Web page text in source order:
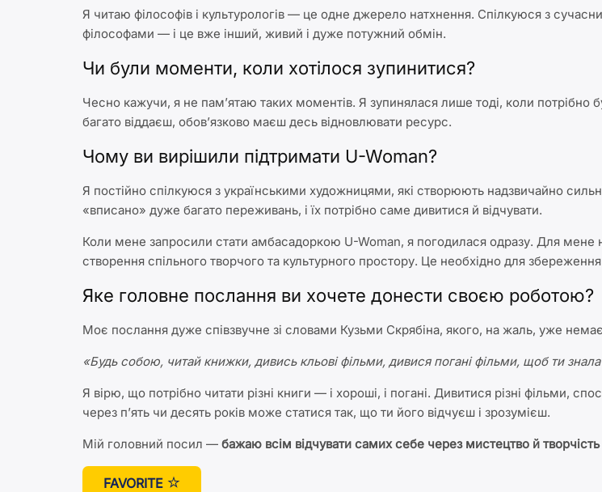
Я читаю філософів і культурологів — це одне джерело натхнення. Спілкуюся з
філософами — і це вже інший, живий і дуже потужний обмін.
Чи були моменти, коли хотілося зупинитися?
Чесно кажучи, я не пам’ятаю таких моментів. Я зупинялася лише тоді, коли
багато віддаєш, обов’язково маєш десь відновлювати ресурс.
Чому ви вирішили підтримати U-Woman?
Я постійно спілкуюся з українськими художницями, які створюють надзвичайно
«вписано» дуже багато переживань, і їх потрібно саме дивитися й відчувати.
Коли мене запросили стати амбасадоркою U-Woman, я погодилася одразу. Для мене
створення спільного творчого та культурного простору. Це необхідно для
Яке головне послання ви хочете донести своєю роботою?
Моє послання дуже співзвучне зі словами Кузьми Скрябіна, якого, на жаль, уже
«Будь собою, читай книжки, дивись кльові фільми, дивися погані фільми, щоб ти
Я вірю, що потрібно читати різні книги — і хороші, і погані. Дивитися різні фільми,
через п’ять чи десять років може статися так, що ти його відчуєш і зрозумієш.
Мій головний посил — бажаю всім відчувати самих себе через мистецтво й творчість
FAVORITE